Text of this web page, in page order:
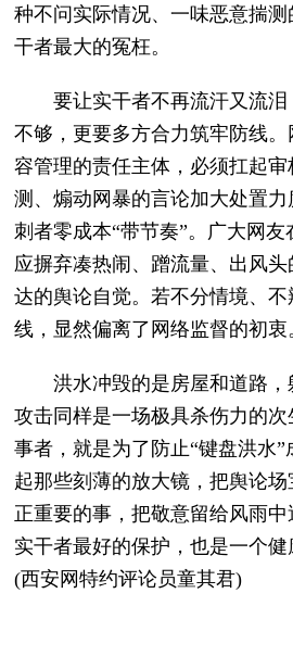
种不问实际情况、一味恶意揣
干者最大的冤枉。
要让实干者不再流汗又流泪
不够，更要多方合力筑牢防线
容管理的责任主体，必须扛起
测、煽动网暴的言论加大处置
刺者零成本“带节奏”。广大网
应摒弃凑热闹、蹭流量、出风
达的舆论自觉。若不分情境、
线，显然偏离了网络监督的初衷
洪水冲毁的是房屋和道路，
攻击同样是一场极具杀伤力的
事者，就是为了防止“键盘洪水
起那些刻薄的放大镜，把舆论
正重要的事，把敬意留给风雨
实干者最好的保护，也是一个健
(西安网特约评论员童其君)